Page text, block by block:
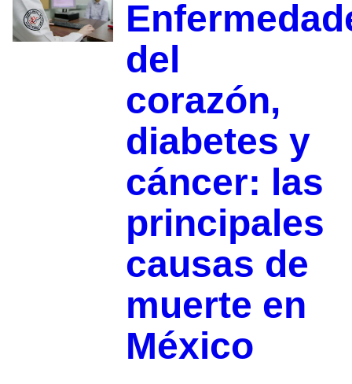
del
corazón,
diabetes y
cáncer: las
principales
causas de
muerte en
México